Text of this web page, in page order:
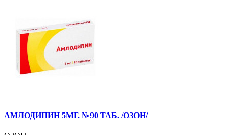
АМЛОДИПИН 5МГ. №90 ТАБ. /ОЗОН/